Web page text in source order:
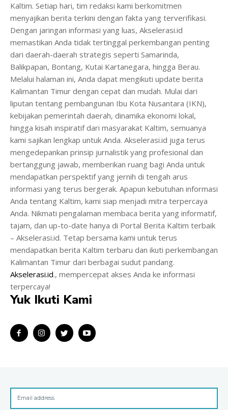
Kaltim. Setiap hari, tim redaksi kami berkomitmen
menyajikan berita terkini dengan fakta yang terverifikasi.
Dengan jaringan informasi yang luas, Akselerasi.id
memastikan Anda tidak tertinggal perkembangan penting
dari daerah-daerah strategis seperti Samarinda,
Balikpapan, Bontang, Kutai Kartanegara, hingga Berau.
Melalui halaman ini, Anda dapat mengikuti update berita
Kalimantan Timur dengan cepat dan mudah. Mulai dari
liputan tentang pembangunan Ibu Kota Nusantara (IKN),
kebijakan pemerintah daerah, dinamika ekonomi lokal,
hingga kisah inspiratif dari masyarakat Kaltim, semuanya
kami sajikan lengkap untuk Anda. Akselerasi.id juga terus
mengedepankan prinsip jurnalistik yang profesional dan
bertanggung jawab, memberikan ruang bagi Anda untuk
mendapatkan perspektif yang jernih di tengah arus
informasi yang terus bergerak. Apapun kebutuhan informasi
Anda tentang Kaltim, kami siap menjadi mitra terpercaya
Anda. Nikmati pengalaman membaca berita yang informatif,
tajam, dan up-to-date hanya di Portal Berita Kaltim terbaik
– Akselerasi.id. Tetap bersama kami untuk terus
mendapatkan berita Kaltim terbaru dan ikuti perkembangan
Kalimantan Timur dari berbagai sudut pandang.
Akselerasi.id., mempercepat akses Anda ke informasi
terpercaya!
Yuk Ikuti Kami